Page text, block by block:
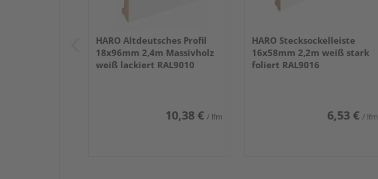
HARO Altdeutsches Profil
18x96mm 2,4m Massivholz
weiß lackiert RAL9010
10,38 € / lfm
HARO Stecksockelleiste
16x58mm 2,2m weiß stark
foliert RAL9016
6,53 € / lfm